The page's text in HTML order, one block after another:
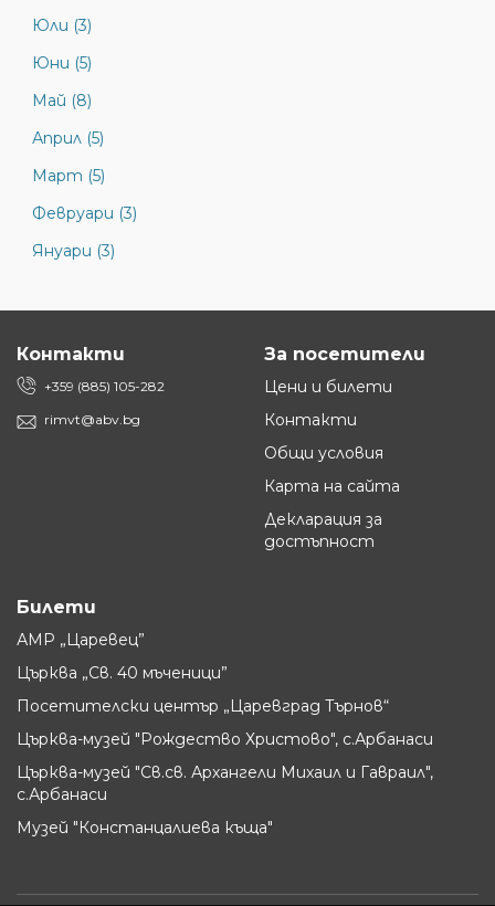
Юли (3)
Юни (5)
Май (8)
Април (5)
Март (5)
Февруари (3)
Януари (3)
Контакти
+359 (885) 105-282
rimvt@abv.bg
За посетители
Цени и билети
Контакти
Общи условия
Карта на сайта
Декларация за
достъпност
Билети
АМР „Царевец”
Църква „Св. 40 мъченици”
Посетителски център „Царевград Търнов“
Църква-музей "Рождество Христово", с.Арбанаси
Църква-музей "Св.св. Архангели Михаил и Гавраил",
с.Арбанаси
Музей "Констанцалиева къща"